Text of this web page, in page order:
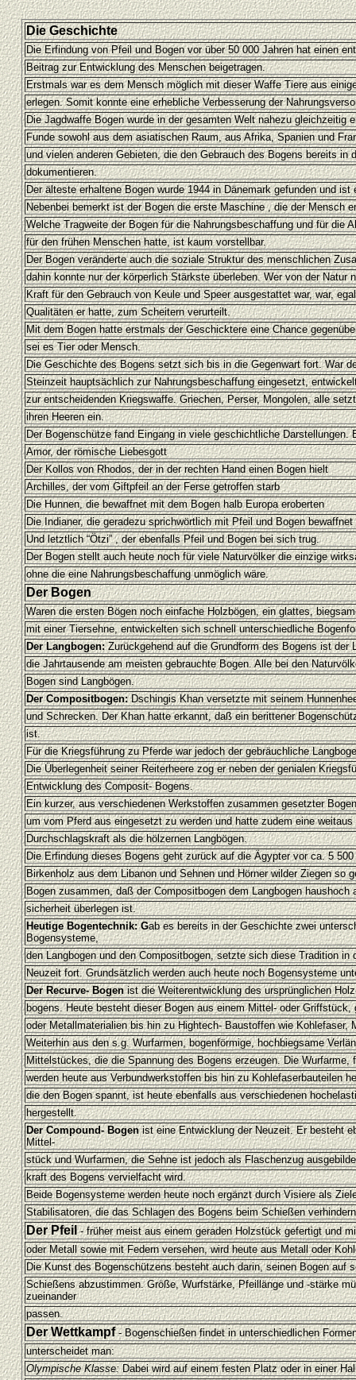
Die Geschichte
Die Erfindung von Pfeil und Bogen vor über 50 000 Jahren hat einen
Beitrag zur Entwicklung des Menschen beigetragen.
Erstmals war es dem Mensch möglich mit dieser Waffe Tiere aus
erlegen. Somit konnte eine erhebliche Verbesserung der
Die Jagdwaffe Bogen wurde in der gesamten Welt nahezu gleichzeitig
Funde sowohl aus dem asiatischen Raum, aus Afrika, Spanien und
und vielen anderen Gebieten, die den Gebrauch des Bogens bereits in
dokumentieren.
Der älteste erhaltene Bogen wurde 1944 in Dänemark gefunden und ist
Nebenbei bemerkt ist der Bogen die erste Maschine , die der Mensch
Welche Tragweite der Bogen für die Nahrungsbeschaffung und für die
für den frühen Menschen hatte, ist kaum vorstellbar.
Der Bogen veränderte auch die soziale Struktur des menschlichen
dahin konnte nur der körperlich Stärkste überleben. Wer von der Natur
Kraft für den Gebrauch von Keule und Speer ausgestattet war, war,
Qualitäten er hatte, zum Scheitern verurteilt.
Mit dem Bogen hatte erstmals der Geschicktere eine Chance
sei es Tier oder Mensch.
Die Geschichte des Bogens setzt sich bis in die Gegenwart fort. War
Steinzeit hauptsächlich zur Nahrungsbeschaffung eingesetzt,
zur entscheidenden Kriegswaffe. Griechen, Perser, Mongolen, alle
ihren Heeren ein.
Der Bogenschütze fand Eingang in viele geschichtliche Darstellungen.
Amor, der römische Liebesgott
Der Kollos von Rhodos, der in der rechten Hand einen Bogen hielt
Archilles, der vom Giftpfeil an der Ferse getroffen starb
Die Hunnen, die bewaffnet mit dem Bogen halb Europa eroberten
Die Indianer, die geradezu sprichwörtlich mit Pfeil und Bogen bewaffnet
Und letztlich “Ötzi” , der ebenfalls Pfeil und Bogen bei sich trug.
Der Bogen stellt auch heute noch für viele Naturvölker die einzige
ohne die eine Nahrungsbeschaffung unmöglich wäre.
Der Bogen
Waren die ersten Bögen noch einfache Holzbögen, ein glattes,
mit einer Tiersehne, entwickelten sich schnell unterschiedliche
Der Langbogen:Zurückgehend auf die Grundform des Bogens ist der
die Jahrtausende am meisten gebrauchte Bogen. Alle bei den
Bogen sind Langbögen.
Der Compositbogen:Dschingis Khan versetzte mit seinem
und Schrecken. Der Khan hatte erkannt, daß ein berittener
ist.
Für die Kriegsführung zu Pferde war jedoch der gebräuchliche
Die Überlegenheit seiner Reiterheere zog er neben der genialen
Entwicklung des Composit- Bogens.
Ein kurzer, aus verschiedenen Werkstoffen zusammen gesetzter
um vom Pferd aus eingesetzt zu werden und hatte zudem eine weitaus
Durchschlagskraft als die hölzernen Langbögen.
Die Erfindung dieses Bogens geht zurück auf die Ägypter vor ca. 5
Birkenholz aus dem Libanon und Sehnen und Hörner wilder Ziegen so
Bogen zusammen, daß der Compositbogen dem Langbogen haushoch
sicherheit überlegen ist.
Heutige Bogentechnik: Gab es bereits in der Geschichte zwei
Bogensysteme,
den Langbogen und den Compositbogen, setzte sich diese Tradition in
Neuzeit fort. Grundsätzlich werden auch heute noch Bogensysteme
Der Recurve- Bogenist die Weiterentwicklung des ursprünglichen
bogens. Heute besteht dieser Bogen aus einem Mittel- oder Griffstück,
oder Metallmaterialien bis hin zu Hightech- Baustoffen wie Kohlefaser,
Weiterhin aus den s.g. Wurfarmen, bogenförmige, hochbiegsame
Mittelstückes, die die Spannung des Bogens erzeugen. Die Wurfarme,
werden heute aus Verbundwerkstoffen bis hin zu Kohlefaserbauteilen
die den Bogen spannt, ist heute ebenfalls aus verschiedenen
hergestellt.
Der Compound- Bogenist eine Entwicklung der Neuzeit. Er besteht
Mittel-
stück und Wurfarmen, die Sehne ist jedoch als Flaschenzug
kraft des Bogens vervielfacht wird.
Beide Bogensysteme werden heute noch ergänzt durch Visiere als
Stabilisatoren, die das Schlagen des Bogens beim Schießen
Der Pfeil - früher meist aus einem geraden Holzstück gefertigt und
oder Metall sowie mit Federn versehen, wird heute aus Metall oder
Die Kunst des Bogenschützens besteht auch darin, seinen Bogen auf
Schießens abzustimmen. Größe, Wurfstärke, Pfeillänge und -stärke
zueinander
passen.
Der Wettkampf- Bogenschießen findet in unterschiedlichen
unterscheidet man:
Olympische Klasse:Dabei wird auf einem festen Platz oder in einer